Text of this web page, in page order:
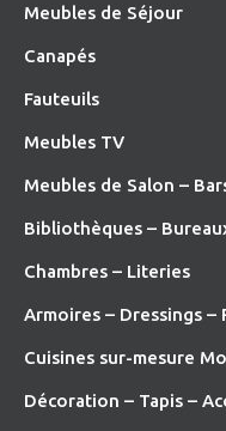
Meubles de Séjour
Canapés
Fauteuils
Meubles TV
Meubles de Salon –
Bibliothèques –
Chambres – Literies
Armoires – Dressings –
Cuisines sur-mesure
Décoration – Tapis –